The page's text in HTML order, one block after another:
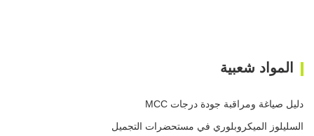
المواد شعبية
دليل صياغة ومراقبة جودة درجات MCC
السليلوز الميكروبلوري في مستحضرات التجميل